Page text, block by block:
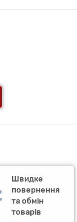
Швидке
повернення
та обмін
товарів